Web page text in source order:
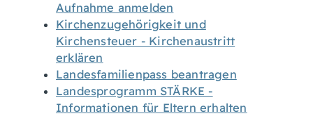
Aufnahme anmelden
Kirchenzugehörigkeit und
Kirchensteuer - Kirchenaustritt
erklären
Landesfamilienpass beantragen
Landesprogramm STÄRKE -
Informationen für Eltern erhalten